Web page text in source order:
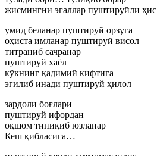
жисмингни эгаллар пуштируйли ҳис
умид беланар пуштируй орзуга
оҳиста имланар пуштируй висол
титраниб сачранар
пуштируй хаёл
кўкнинг қадимий кифтига
эгилиб инади пуштируй ҳилол
зардоли боғлари
пуштируй ифордан
оқшом тиниқиб юзланар
Кеш қибласига…